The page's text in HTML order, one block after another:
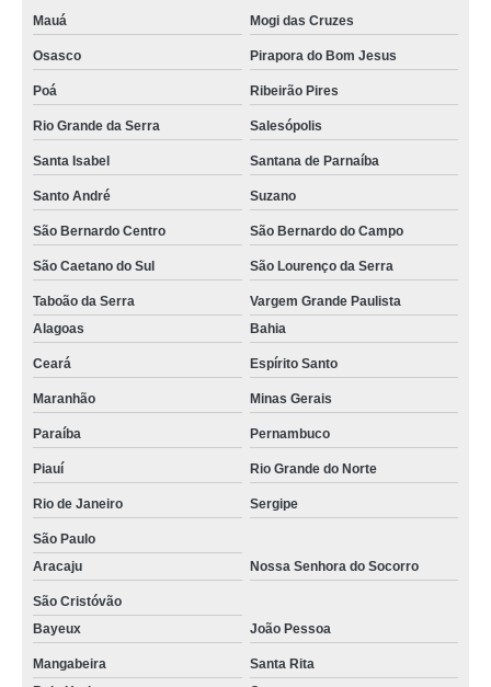
Mauá Mogi das Cruzes
Osasco Pirapora do Bom Jesus
Poá Ribeirão Pires
Rio Grande da Serra Salesópolis
Santa Isabel Santana de Parnaíba
Santo André Suzano
São Bernardo Centro São Bernardo do Campo
São Caetano do Sul São Lourenço da Serra
Taboão da Serra
Vargem Grande Paulista
Alagoas
Bahia
Ceará Espírito Santo
Maranhão Minas Gerais
Paraíba Pernambuco
Piauí Rio Grande do Norte
Rio de Janeiro Sergipe
São Paulo
Aracaju
Nossa Senhora do Socorro
São Cristóvão
Bayeux
João Pessoa
Mangabeira
Santa Rita